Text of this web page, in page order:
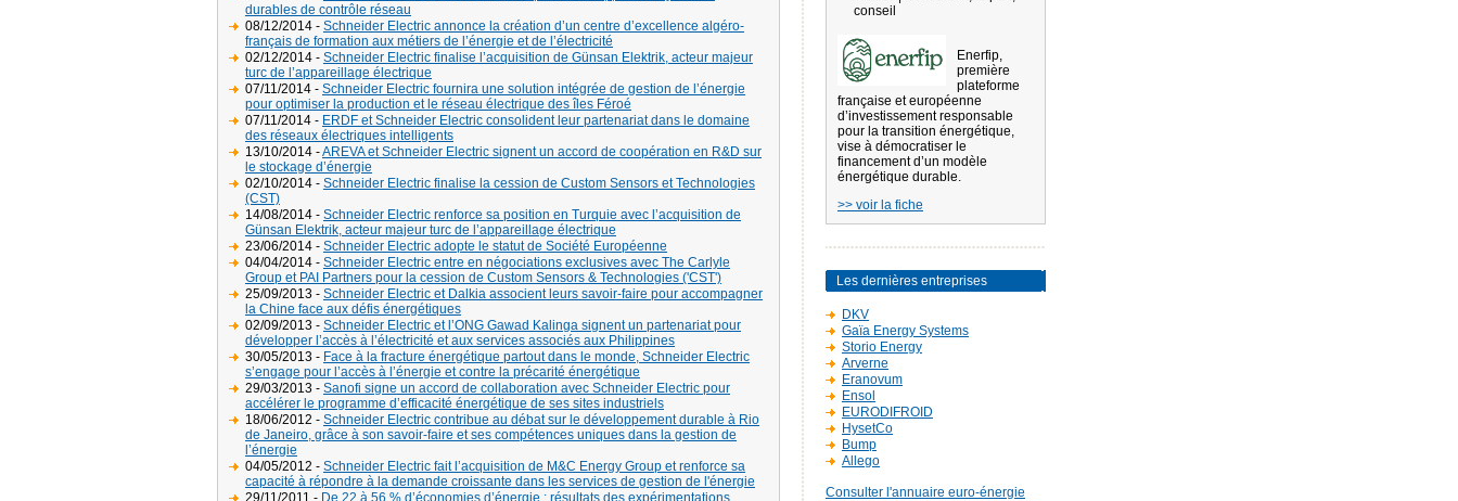
durables de contrôle réseau
08/12/2014 - Schneider Electric annonce la création d’un centre d’excellence algéro-
français de formation aux métiers de l’énergie et de l’électricité
02/12/2014 - Schneider Electric finalise l’acquisition de Günsan Elektrik, acteur majeur
turc de l’appareillage électrique
07/11/2014 - Schneider Electric fournira une solution intégrée de gestion de l’énergie
pour optimiser la production et le réseau électrique des îles Féroé
07/11/2014 - ERDF et Schneider Electric consolident leur partenariat dans le domaine
des réseaux électriques intelligents
13/10/2014 -AREVA et Schneider Electric signent un accord de coopération en R&D sur
le stockage d’énergie
02/10/2014 - Schneider Electric finalise la cession de Custom Sensors et Technologies
(CST)
14/08/2014 - Schneider Electric renforce sa position en Turquie avec l’acquisition de
Günsan Elektrik, acteur majeur turc de l’appareillage électrique
23/06/2014 - Schneider Electric adopte le statut de Société Européenne
04/04/2014 - Schneider Electric entre en négociations exclusives avec The Carlyle
Group et PAI Partners pour la cession de Custom Sensors & Technologies ('CST')
25/09/2013 - Schneider Electric et Dalkia associent leurs savoir-faire pour accompagner
la Chine face aux défis énergétiques
02/09/2013 - Schneider Electric et l’ONG Gawad Kalinga signent un partenariat pour
développer l’accès à l’électricité et aux services associés aux Philippines
30/05/2013 - Face à la fracture énergétique partout dans le monde, Schneider Electric
s’engage pour l’accès à l’énergie et contre la précarité énergétique
29/03/2013 - Sanofi signe un accord de collaboration avec Schneider Electric pour
accélérer le programme d’efficacité énergétique de ses sites industriels
18/06/2012 - Schneider Electric contribue au débat sur le développement durable à Rio
de Janeiro, grâce à son savoir-faire et ses compétences uniques dans la gestion de
l’énergie
04/05/2012 - Schneider Electric fait l’acquisition de M&C Energy Group et renforce sa
capacité à répondre à la demande croissante dans les services de gestion de l'énergie
29/11/2011 - De 22 à 56 % d’économies d’énergie : résultats des expérimentations
conseil
Enerfip,
première
plateforme
française et européenne
d’investissement responsable
pour la transition énergétique,
vise à démocratiser le
financement d’un modèle
énergétique durable.
>> voir la fiche
Les dernières entreprises
DKV
Gaïa Energy Systems
Storio Energy
Arverne
Eranovum
Ensol
EURODIFROID
HysetCo
Bump
Allego
Consulter l'annuaire euro-énergie